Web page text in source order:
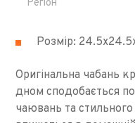
Регіон
Розмір:
Оригінальна чабань
дном сподобається
чаювань та стильного